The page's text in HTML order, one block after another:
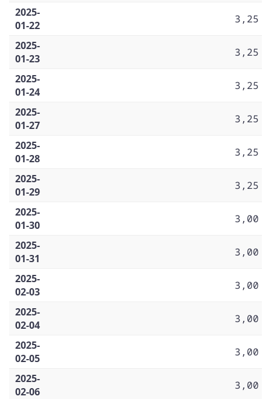
2025-
01-22
3,25
2025-
01-23
3,25
2025-
01-24
3,25
2025-
01-27
3,25
2025-
01-28
3,25
2025-
01-29
3,25
2025-
01-30
3,00
2025-
01-31
3,00
2025-
02-03
3,00
2025-
02-04
3,00
2025-
02-05
3,00
2025-
02-06
3,00